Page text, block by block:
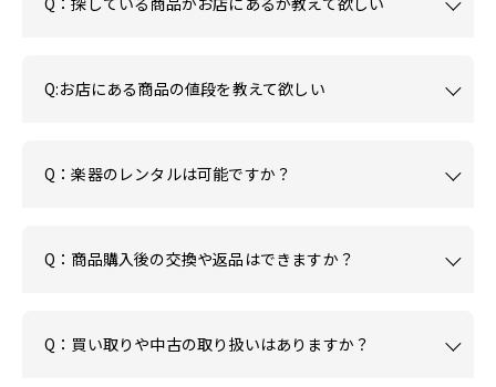
Q:お店にある商品の値段を教えて欲しい
Q：楽器のレンタルは可能ですか？
Q：商品購入後の交換や返品はできますか？
Q：買い取りや中古の取り扱いはありますか？